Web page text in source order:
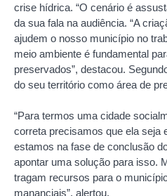
crise hídrica. “O cenário é
da sua fala na audiência. “A
ajudem o nosso município no
meio ambiente é fundamental
preservados”, destacou.
do seu território como área de
“Para termos uma cidade
correta precisamos que ela seja
estamos na fase de conclusão
apontar uma solução para isso.
tragam recursos para o
mananciais”, alertou.